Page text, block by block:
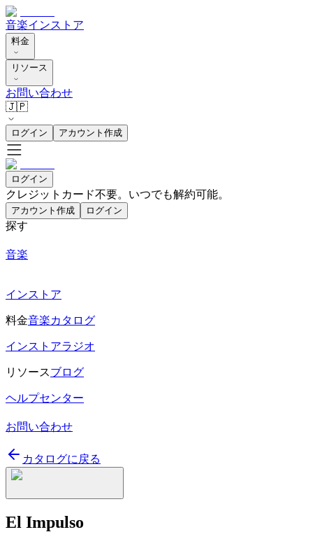
音楽インストア
料金
リソース
お問い合わせ
🇯🇵
ログイン アカウント作成
ログイン
クレジットカード不要。いつでも解約可能。
アカウント作成 ログイン
探す
音楽
インストア
料金音楽カタログ
インストアラジオ
リソースブログ
ヘルプセンター
お問い合わせ
カタログに戻る
El Impulso